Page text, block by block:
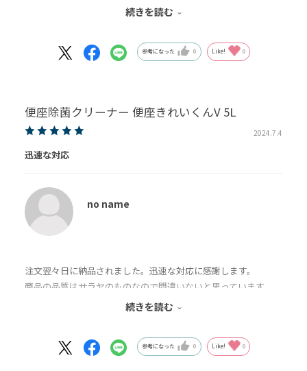
ーを購入したので同時に購入しました
には欠かせないアイテムになりました
続きを読む
参考になった 0 Like! 0
便座除菌クリーナー 便座きれいくんV 5L
2024.7.4
迅速な対応
no name
注文翌々日に納品されました。迅速な対応に感謝します。
商品の品質はサラヤのものなので間違いないと思っています。
やはり質の良い物をそれなりの対価がかかっても購入したいと思
続きを読む
参考になった 0 Like! 0